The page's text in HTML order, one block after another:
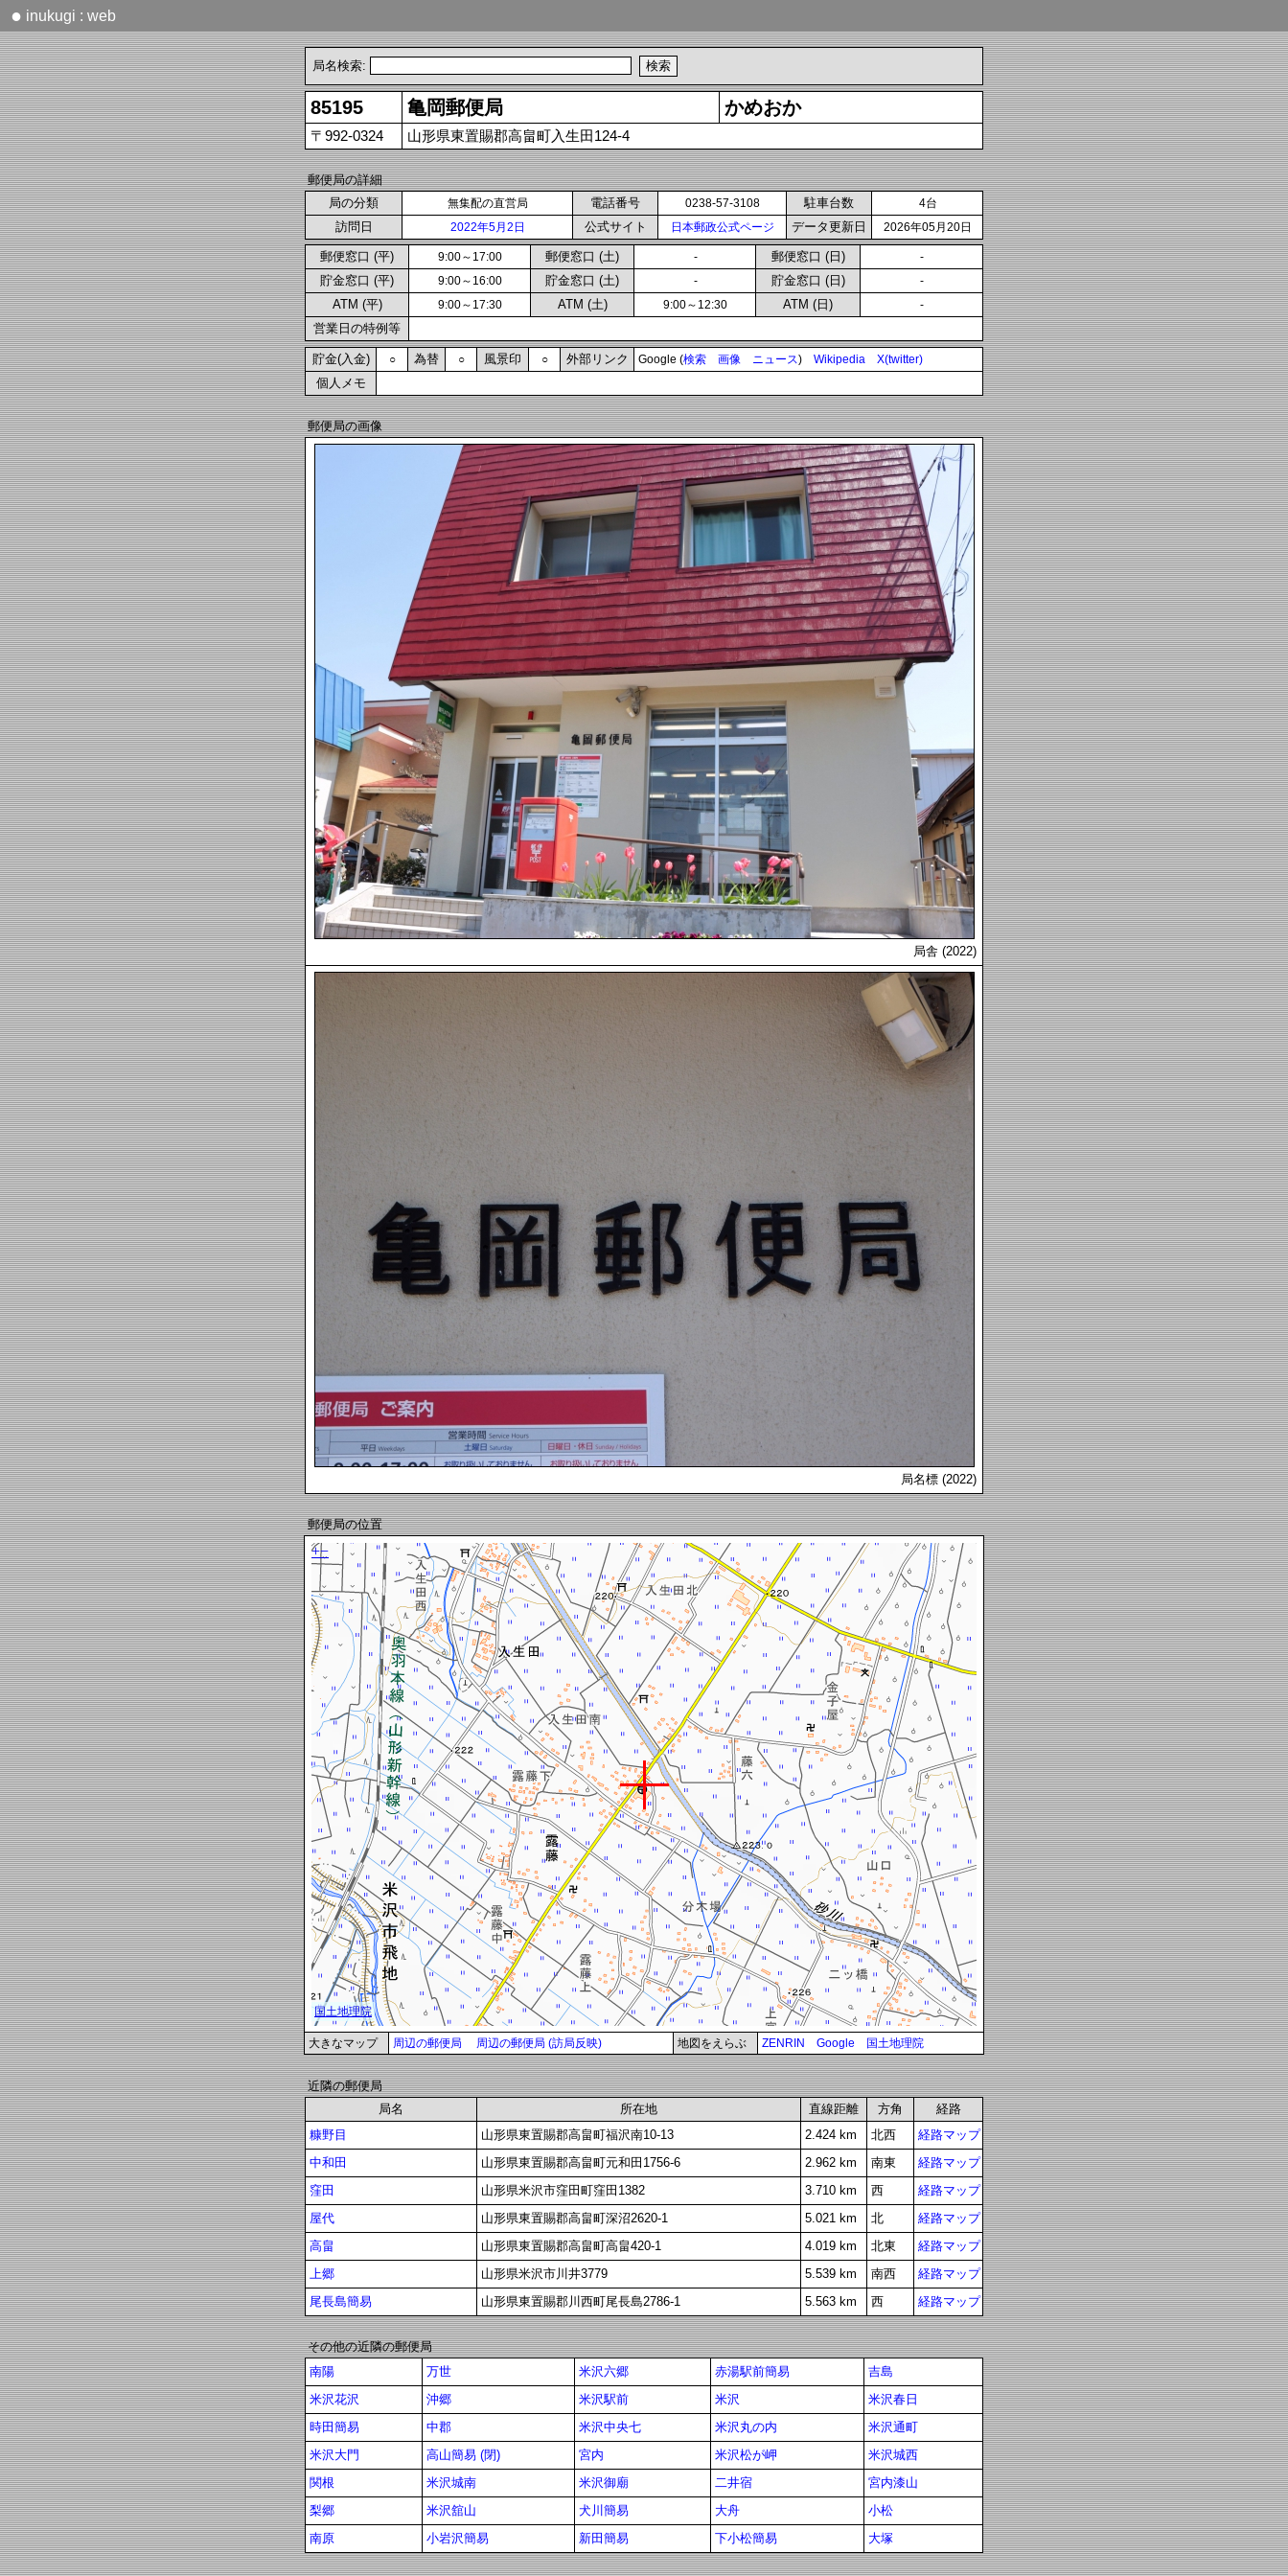
● inukugi : web
局名検索:
85195 亀岡郵便局 かめおか
〒992-0324 山形県東置賜郡高畠町入生田124-4
郵便局の詳細
局の分類
無集配の直営局 電話番号 0238-57-3108 駐車台数 4台
訪問日 2022年5月2日 公式サイト 日本郵政公式ページ データ更新日 2026年05月20日
郵便窓口 (平) 9:00～17:00 郵便窓口 (土) - 郵便窓口 (日) -
貯金窓口 (平) 9:00～16:00 貯金窓口 (土) - 貯金窓口 (日) -
ATM (平) 9:00～17:30 ATM (土) 9:00～12:30 ATM (日) -
営業日の特例等
貯金(入金) ○ 為替 ○ 風景印 ○ 外部リンク Google (検索 画像 ニュース) Wikipedia X(twitter)
個人メモ
郵便局の画像
局舎 (2022)
局名標 (2022)
郵便局の位置
大きなマップ 周辺の郵便局 周辺の郵便局 (訪局反映) 地図をえらぶ ZENRIN Google 国土地理院
近隣の郵便局
局名
所在地 直線距離 方角
経路
糠野目
山形県東置賜郡高畠町福沢南10-13 2.424 km 北西
経路マップ
中和田
山形県東置賜郡高畠町元和田1756-6 2.962 km 南東
経路マップ
窪田
山形県米沢市窪田町窪田1382 3.710 km 西
経路マップ
屋代
山形県東置賜郡高畠町深沼2620-1 5.021 km 北
経路マップ
高畠
山形県東置賜郡高畠町高畠420-1 4.019 km 北東
経路マップ
上郷
山形県米沢市川井3779 5.539 km 南西
経路マップ
尾長島簡易
山形県東置賜郡川西町尾長島2786-1 5.563 km 西 経路マップ
その他の近隣の郵便局
南陽
万世 米沢六郷 赤湯駅前簡易
吉島
米沢花沢
沖郷 米沢駅前 米沢
米沢春日
時田簡易
中郡 米沢中央七 米沢丸の内
米沢通町
米沢大門
高山簡易 (閉) 宮内 米沢松が岬
米沢城西
関根
米沢城南 米沢御廟 二井宿
宮内漆山
梨郷
米沢舘山 犬川簡易 大舟
小松
南原
小岩沢簡易 新田簡易 下小松簡易 大塚